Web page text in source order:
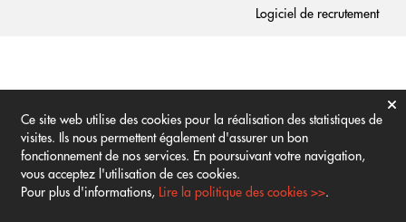
Ce site web utilise des cookies pour la réalisation des statistiques de
visites. Ils nous permettent également d'assurer un bon
fonctionnement de nos services. En poursuivant votre navigation,
vous acceptez l'utilisation de ces cookies.
Pour plus d'informations, Lire la politique des cookies >>.
Logiciel de recrutement